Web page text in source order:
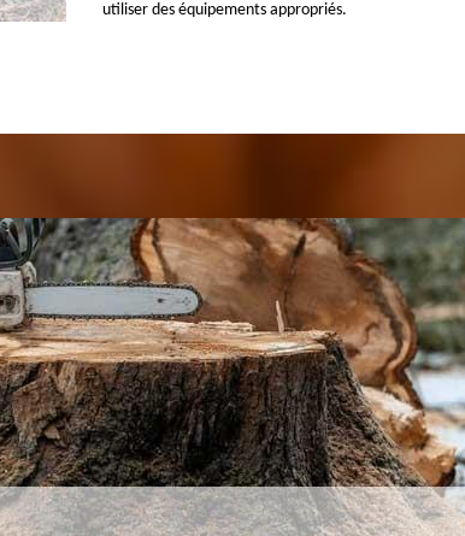
utiliser des équipements appropriés.